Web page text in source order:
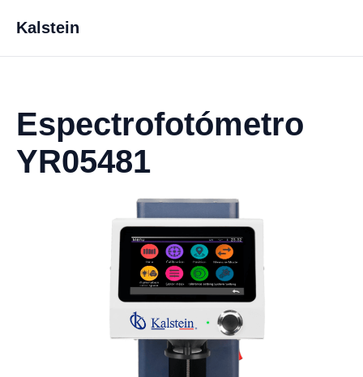
Kalstein
Espectrofotómetro
YR05481